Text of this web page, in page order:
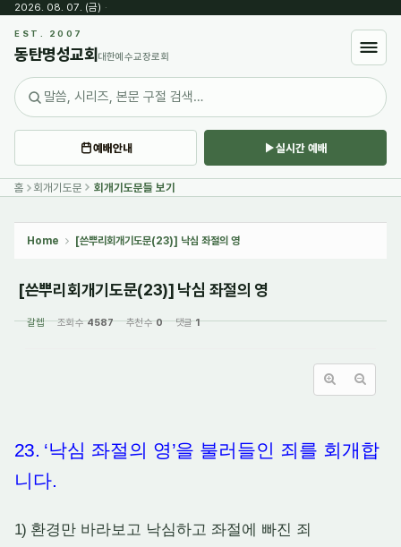
2026. 08. 07. (금) ·
EST. 2007
동탄명성교회 대한예수교장로회
예배안내 실시간 예배
홈 회개기도문 회개기도문들 보기
Home [쓴뿌리회개기도문(23)] 낙심 좌절의 영
[쓴뿌리회개기도문(23)] 낙심 좌절의 영
갈렙 조회 수4587 추천 수0 댓글1
23. ‘낙심 좌절의 영’을 불러들인 죄를 회개합
니다.
1) 환경만 바라보고 낙심하고 좌절에 빠진 죄
Sketchbook5, 스케치북5
Sketchbook5, 스케치북5